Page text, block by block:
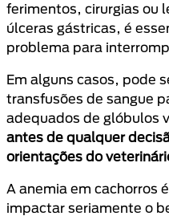
ferimentos, cirurgias ou
úlceras gástricas, é
problema para
Em alguns casos, pode
transfusões de sangue
adequados de glóbulos
antes de qualquer
orientações do
A anemia em cachorros
impactar seriamente o